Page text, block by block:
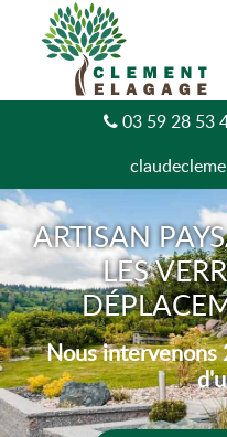
03 59 28 53
ARTISAN
LES
Nous